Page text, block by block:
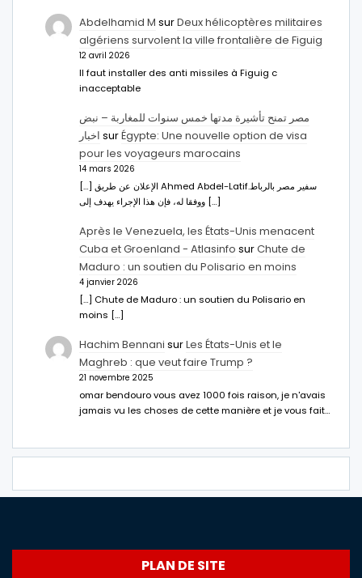
Abdelhamid M surDeux hélicoptères militaires
algériens survolent la ville frontalière de Figuig
12 avril 2026
Il faut installer des anti missiles à Figuig c
inacceptable
مصر تمنح تأشيرة مدتها خمس سنوات للمغاربة – نبض
اخبار surÉgypte: Une nouvelle option de visa
pour les voyageurs marocains
14 mars 2026
[…] الإعلان عن طريق Ahmed Abdel-Latifسفير مصر بالرباط.
ووفقا له، فإن هذا الإجراء يهدف إلى […]
Après le Venezuela, les États-Unis menacent
Cuba et Groenland - Atlasinfo surChute de
Maduro : un soutien du Polisario en moins
4 janvier 2026
[…] Chute de Maduro : un soutien du Polisario en
moins […]
Hachim Bennani surLes États-Unis et le
Maghreb : que veut faire Trump ?
21 novembre 2025
omar bendouro vous avez 1000 fois raison, je n'avais
jamais vu les choses de cette manière et je vous fait…
PLAN DE SITE